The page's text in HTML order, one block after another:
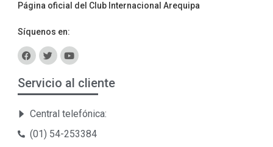
Página oficial del Club Internacional Arequipa
Síquenos en:
Servicio al cliente
Central telefónica:
(01) 54-253384